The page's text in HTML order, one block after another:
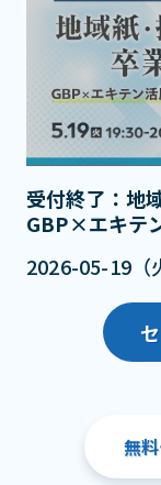
受付終了：地
GBP×エキテ
2026-05-19（
無